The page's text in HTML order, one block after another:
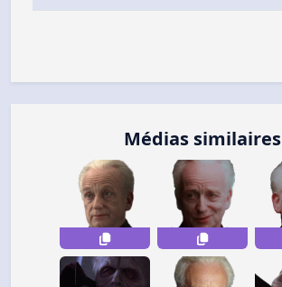
Médias similaires